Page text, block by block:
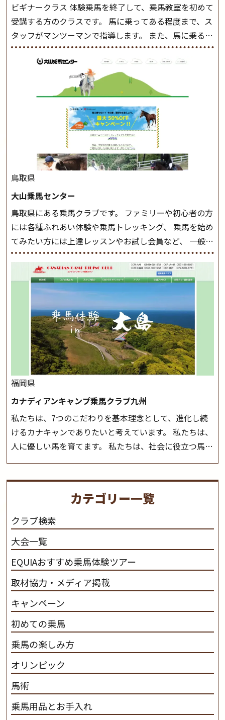
ビギナークラス 体験乗馬を終了して、乗馬教室を初めて
受講する方のクラスです。 馬に乗ってある程度まで、ス
タッフがマンツーマンで指導します。 また、馬に乗るだ
けでなく、馬の手入れや馬装（鞍などを装着する） も
このクラスで把握し、「馬に触れること」にも慣れてい
きましょう。 スタートクラス ビギナークラスで単独で
軽速歩(けいはやあし)ができるようになったら スタート
クラスへ。 グループレッスンで馬のスピードを調整し
ながら 軽速歩・正反撞(せいはんどう)を学びます。 安定
した手綱操作と軽速歩・正反撞ができるようになれば
駈歩(かけあし)練習に入ります。 ホップクラス スタート
クラスで常歩(なみあし)や 速歩、駈歩の初歩をマスター
したら、 次は部班にて駈歩を含めた誘導練習を行いま
しょう。 ステップクラス ホップクラスまでに練習した
まとめをします。 三種歩法をマスターし、ワンランク上
の扶助操作や誘導方法を身につけましょう。 注意事項
◆馬場使用状況により、使用する馬場はこちらで決定い
たしますのでご了承ください ◆基本は雨天決行です
が、落雷・強風等のより、安全上急遽中止させていただ
く場合がございます。 ◆三木ホースランドパークの協議
会や講習会等により、一部レッスンが中止になる場合が
ございます。 その際、ご予約いただいている皆様には事
前にご連絡いたします。MIKIホーストレックのツアー
はこちら
鳥取県
大山乗馬センター
鳥取県にある乗馬クラブです。 ファミリーや初心者の方
には各種ふれあい体験や乗馬トレッキング、 乗馬を始め
てみたい方には上達レッスンやお試し会員など、 一般の
方に幅広くお楽しみいただける施設を目指しています。
また、お手軽（低価格）に会員になったり自分の馬を持
つことのできる乗馬クラブでもあり、 健康や趣味、スポ
ーツ競技として、老若男女様々な方が、日々乗馬をお楽
しみいただいています。 なお、ゴールデンウィークと夏
休み期間中は無休で営業していますので、ぜひご家族で
お越しください！大山乗馬センターの紹介記事はこち
福岡県
カナディアンキャンプ乗馬クラブ九州
私たちは、7つのこだわりを基本理念として、進化し続
けるカナキャンでありたいと考えています。 私たちは、
人に優しい馬を育てます。 私たちは、社会に役立つ馬を
生産します。 私たちは、馬や人々に癒しとなる環境を守
さと魅力を追求します。 私たちは、馬の品種と血統にこ
だわります。 私たちは、乗用馬の質の向上を目指し、生
産･育成･調教を一貫して行います。カナディアンキャ
ンプ乗馬クラブ九州のツアー情報はこちら
カテゴリー一覧
クラブ検索
大会一覧
EQUIAおすすめ乗馬体験ツアー
取材協力・メディア掲載
キャンペーン
初めての乗馬
乗馬の楽しみ方
オリンピック
馬術
乗馬用品とお手入れ